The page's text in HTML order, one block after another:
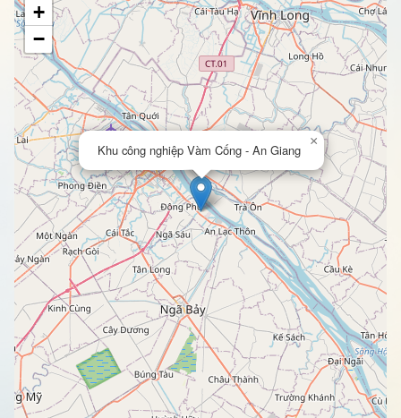
Khu công nghiệp Vàm Cống - An Giang
×
+
−